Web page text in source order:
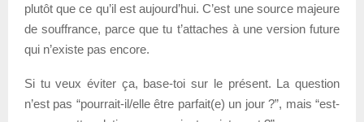
plutôt que ce qu’il est aujourd’hui. C’est une source majeure
de souffrance, parce que tu t’attaches à une version future
qui n’existe pas encore.
Si tu veux éviter ça, base-toi sur le présent. La question
n’est pas “pourrait-il/elle être parfait(e) un jour ?”, mais “est-